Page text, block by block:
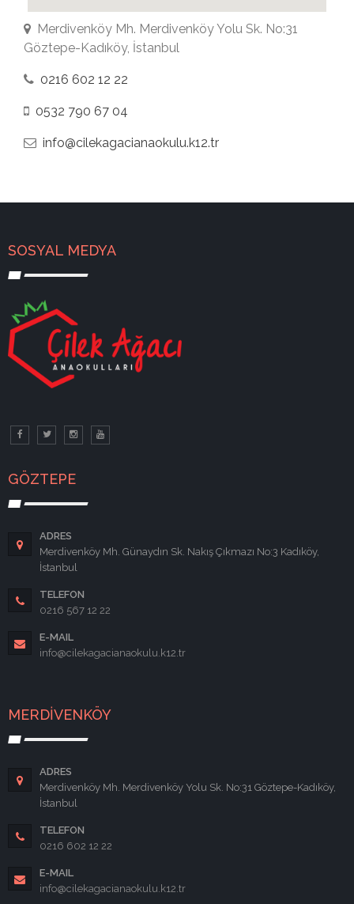
Merdivenköy Mh. Merdivenköy Yolu Sk. No:31
Göztepe-Kadıköy, İstanbul
0216 602 12 22
0532 790 67 04
info@cilekagacianaokulu.k12.tr
SOSYAL MEDYA
GÖZTEPE
ADRES
Merdivenköy Mh. Günaydın Sk. Nakış Çıkmazı No:3 Kadıköy,
İstanbul
TELEFON
0216 567 12 22
E-MAIL
info@cilekagacianaokulu.k12.tr
MERDİVENKÖY
ADRES
Merdivenköy Mh. Merdivenköy Yolu Sk. No:31 Göztepe-Kadıköy,
İstanbul
TELEFON
0216 602 12 22
E-MAIL
info@cilekagacianaokulu.k12.tr